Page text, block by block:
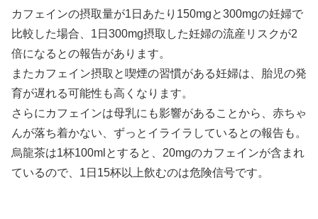
カフェインの摂取量が1日あたり150mgと300mgの妊婦で
比較した場合、1日300mg摂取した妊婦の流産リスクが2
倍になるとの報告があります。
またカフェイン摂取と喫煙の習慣がある妊婦は、胎児の発
育が遅れる可能性も高くなります。
さらにカフェインは母乳にも影響があることから、赤ちゃ
んが落ち着かない、ずっとイライラしているとの報告も。
烏龍茶は1杯100mlとすると、20mgのカフェインが含まれ
ているので、1日15杯以上飲むのは危険信号です。